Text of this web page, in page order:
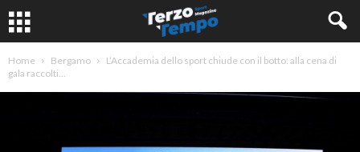
Home Bergamo
L’Accademia dello sport chiude con il botto: alla cena di
gala raccolti...